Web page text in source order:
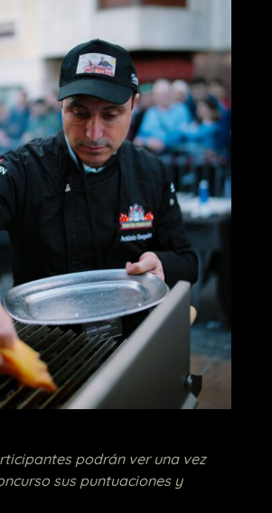
podrán ver una vez
sus puntuaciones y